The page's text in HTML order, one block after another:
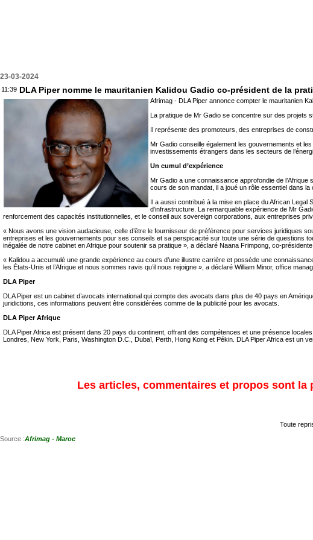
23-03-2024
11:39 DLA Piper nomme le mauritanien Kalidou Gadio co-président de la
Afrimag - DLA Piper annonce compter le mauritanien
La pratique de Mr Gadio se concentre sur des projets
Il représente des promoteurs, des entreprises de
Mr Gadio conseille également les gouvernements et
investissements étrangers dans les secteurs de
Un cumul d’expérience
Mr Gadio a une connaissance approfondie de
cours de son mandat, il a joué un rôle essentiel dans la
Il a aussi contribué à la mise en place du African
d’infrastructure. La remarquable expérience de Mr
renforcement des capacités institutionnelles, et le conseil aux sovereign corporations, aux entreprises
« Nous avons une vision audacieuse, celle d’être le fournisseur de préférence pour services juridiques
entreprises et les gouvernements pour ses conseils et sa perspicacité sur toute une série de questions
inégalée de notre cabinet en Afrique pour soutenir sa pratique », a déclaré Naana Frimpong, co-
« Kalidou a accumulé une grande expérience au cours d’une illustre carrière et possède une
les États-Unis et l’Afrique et nous sommes ravis qu’il nous rejoigne », a déclaré William Minor, office
DLA Piper
DLA Piper est un cabinet d’avocats international qui compte des avocats dans plus de 40 pays en
juridictions, ces informations peuvent être considérées comme de la publicité pour les avocats.
DLA Piper Afrique
DLA Piper Africa est présent dans 20 pays du continent, offrant des compétences et une présence
Londres, New York, Paris, Washington D.C., Dubaï, Perth, Hong Kong et Pékin. DLA Piper Africa est un
Les articles, commentaires et propos sont
Toute
Source :Afrimag - Maroc